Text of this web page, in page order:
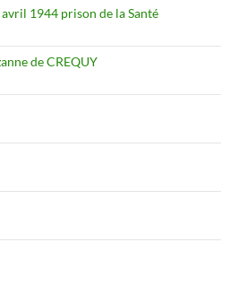
1944 prison de la Santé
de CREQUY